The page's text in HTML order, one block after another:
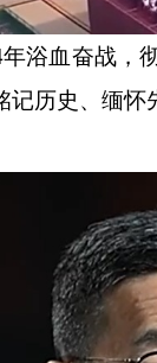
血奋战，
历史、缅怀